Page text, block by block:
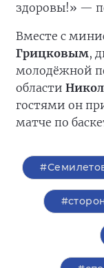
здоровы!» —
Вместе с
Грицковым,
молодёжной
области
гостями он
матче по